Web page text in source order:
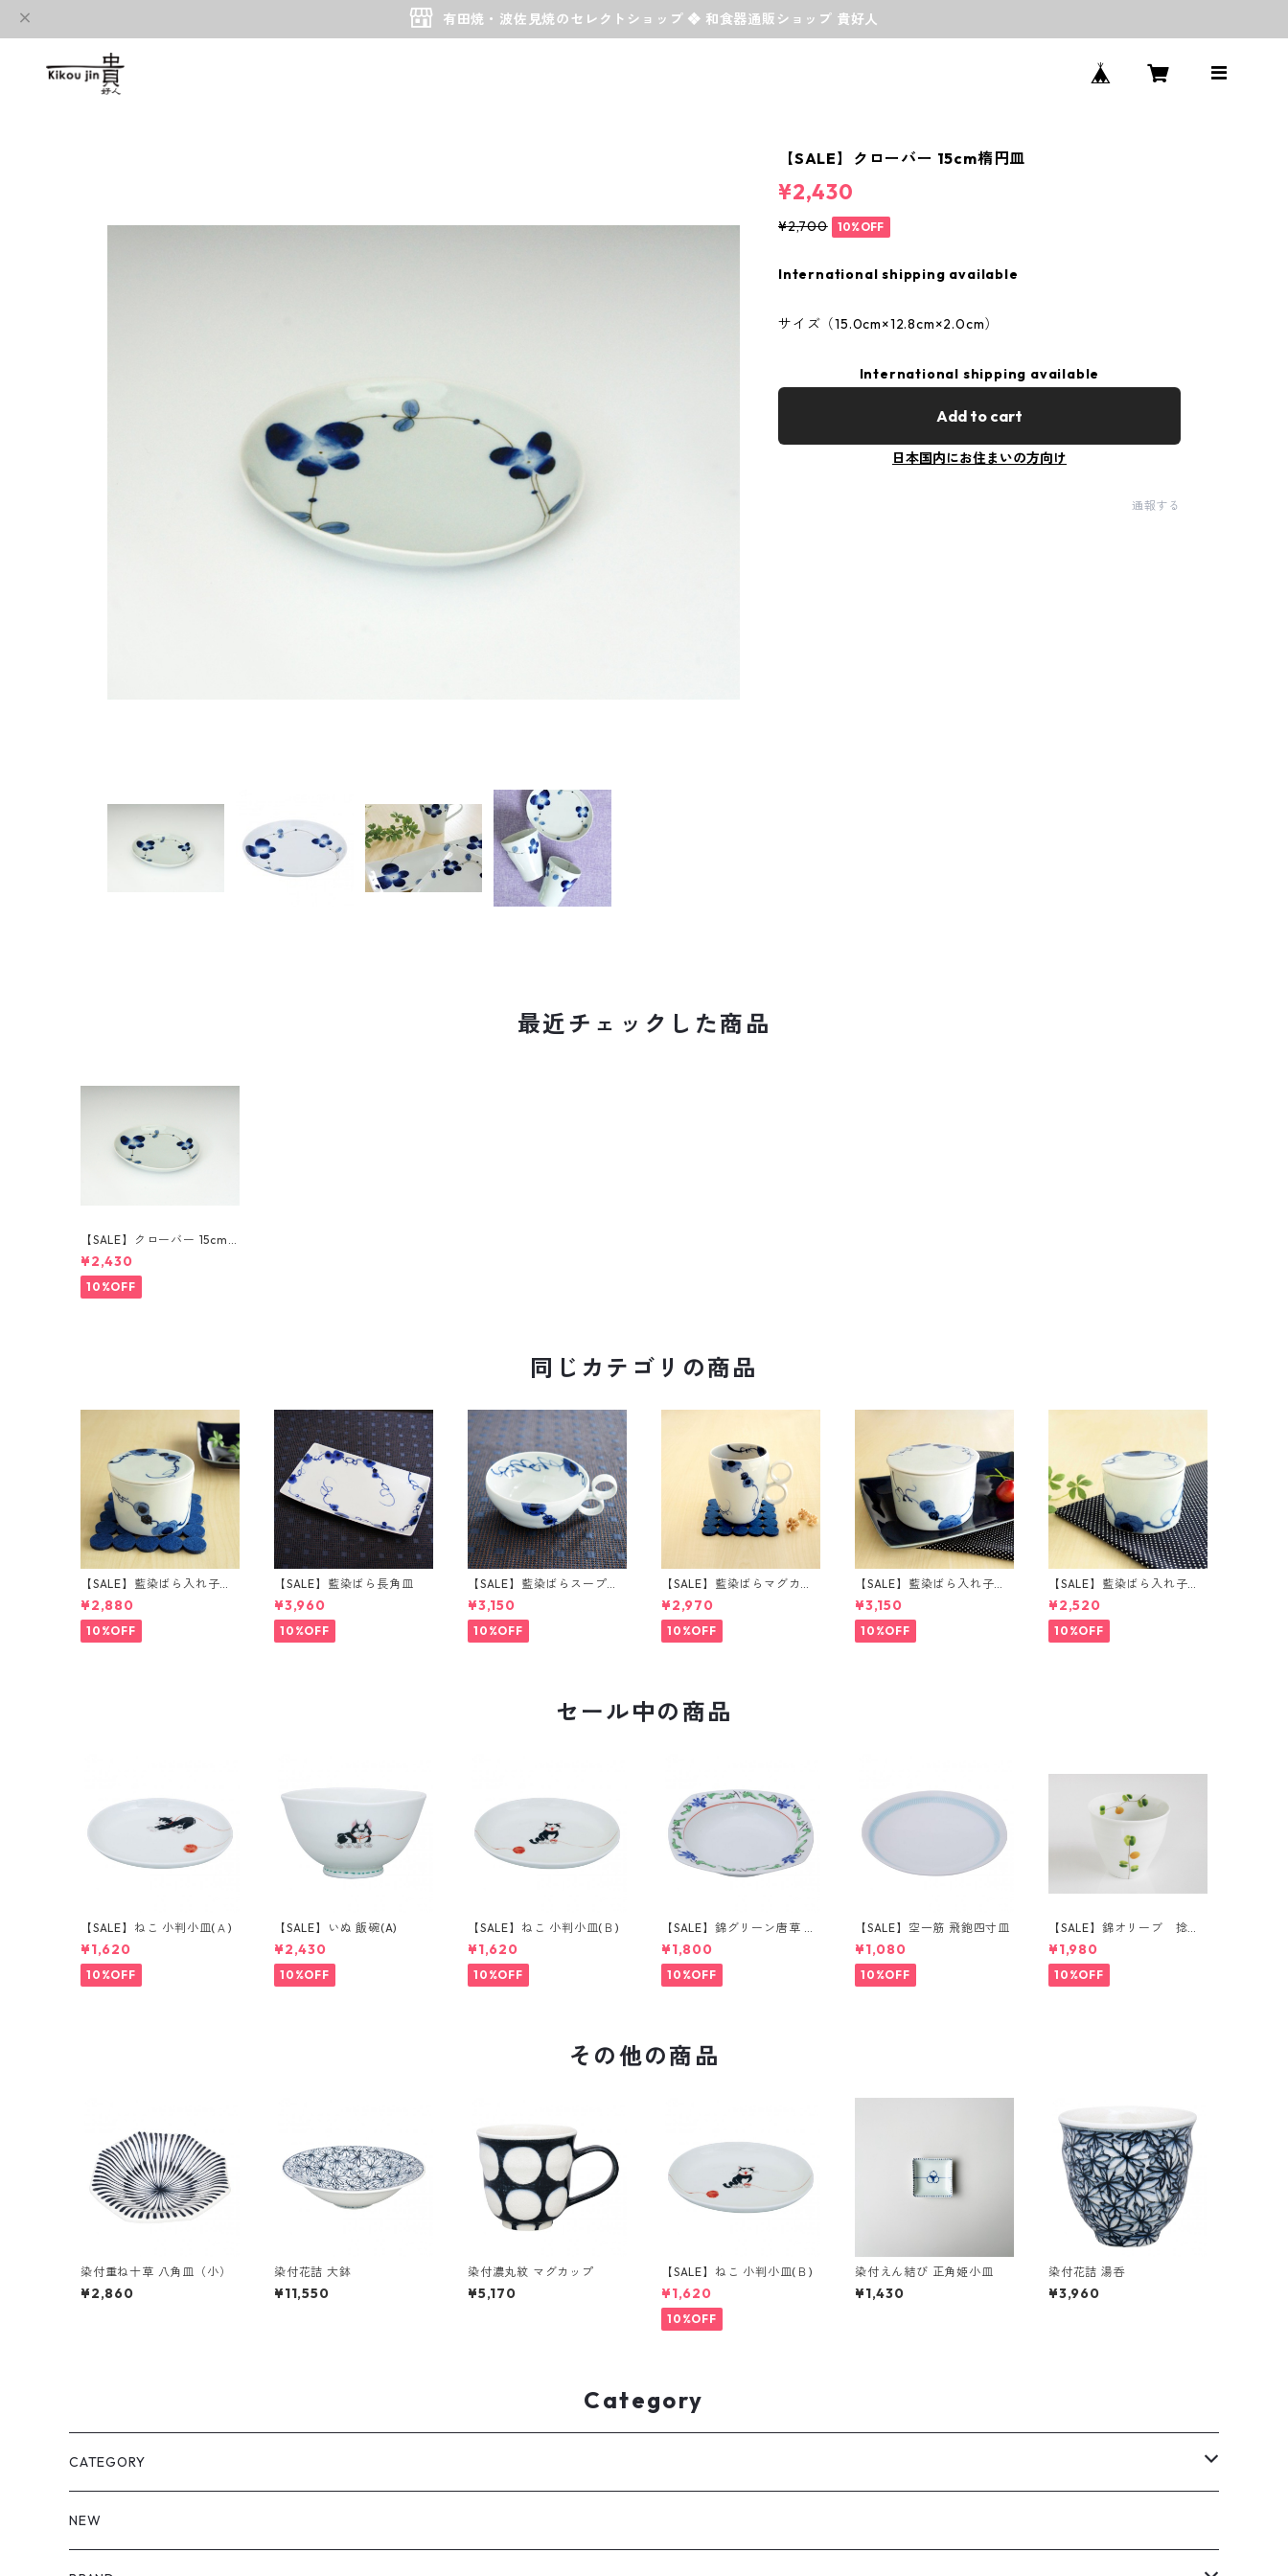
有田焼・波佐見焼のセレクトショップ ❖ 和食器通販ショップ 貴好人
【SALE】クローバー 15cm楕円皿
¥2,430
¥2,700 10%OFF
International shipping available
サイズ（15.0cm×12.8cm×2.0cm）
International shipping available
Add to cart
日本国内にお住まいの方向け
通報する
最近チェックした商品
【SALE】クローバー 15cm
楕円皿
¥2,430
10%OFF
同じカテゴリの商品
【SALE】藍染ばら入れ子
（中）
¥2,880
10%OFF
【SALE】藍染ばら長角皿
¥3,960
10%OFF
【SALE】藍染ばらスープカ
ップ
¥3,150
10%OFF
【SALE】藍染ばらマグカッ
プ
¥2,970
10%OFF
【SALE】藍染ばら入れ子
（大）
¥3,150
10%OFF
【SALE】藍染ばら入れ子
（小）
¥2,520
10%OFF
セール中の商品
【SALE】ねこ 小判小皿(Ａ)
¥1,620
10%OFF
【SALE】いぬ 飯碗(A)
¥2,430
10%OFF
【SALE】ねこ 小判小皿(Ｂ)
¥1,620
10%OFF
【SALE】錦グリーン唐草 取
鉢
¥1,800
10%OFF
【SALE】空一筋 飛鉋四寸皿
¥1,080
10%OFF
【SALE】錦オリーブ 捻り
湯呑（橙）
¥1,980
10%OFF
その他の商品
染付重ね十草 八角皿（小）
¥2,860
染付花詰 大鉢
¥11,550
染付濃丸紋 マグカップ
¥5,170
【SALE】ねこ 小判小皿(Ｂ)
¥1,620
10%OFF
染付えん結び 正角姫小皿
¥1,430
染付花詰 湯呑
¥3,960
Category
CATEGORY
皿・プレート
NEW